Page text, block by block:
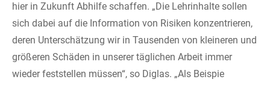
hier in Zukunft Abhilfe schaffen. „Die Lehrinhalte sollen
sich dabei auf die Information von Risiken konzentrieren,
deren Unterschätzung wir in Tausenden von kleineren und
größeren Schäden in unserer täglichen Arbeit immer
wieder feststellen müssen“, so Diglas. „Als Beispie